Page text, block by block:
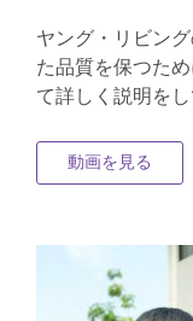
ヤング・リビン
た品質を保つた
て詳しく説明をし
動画を見る